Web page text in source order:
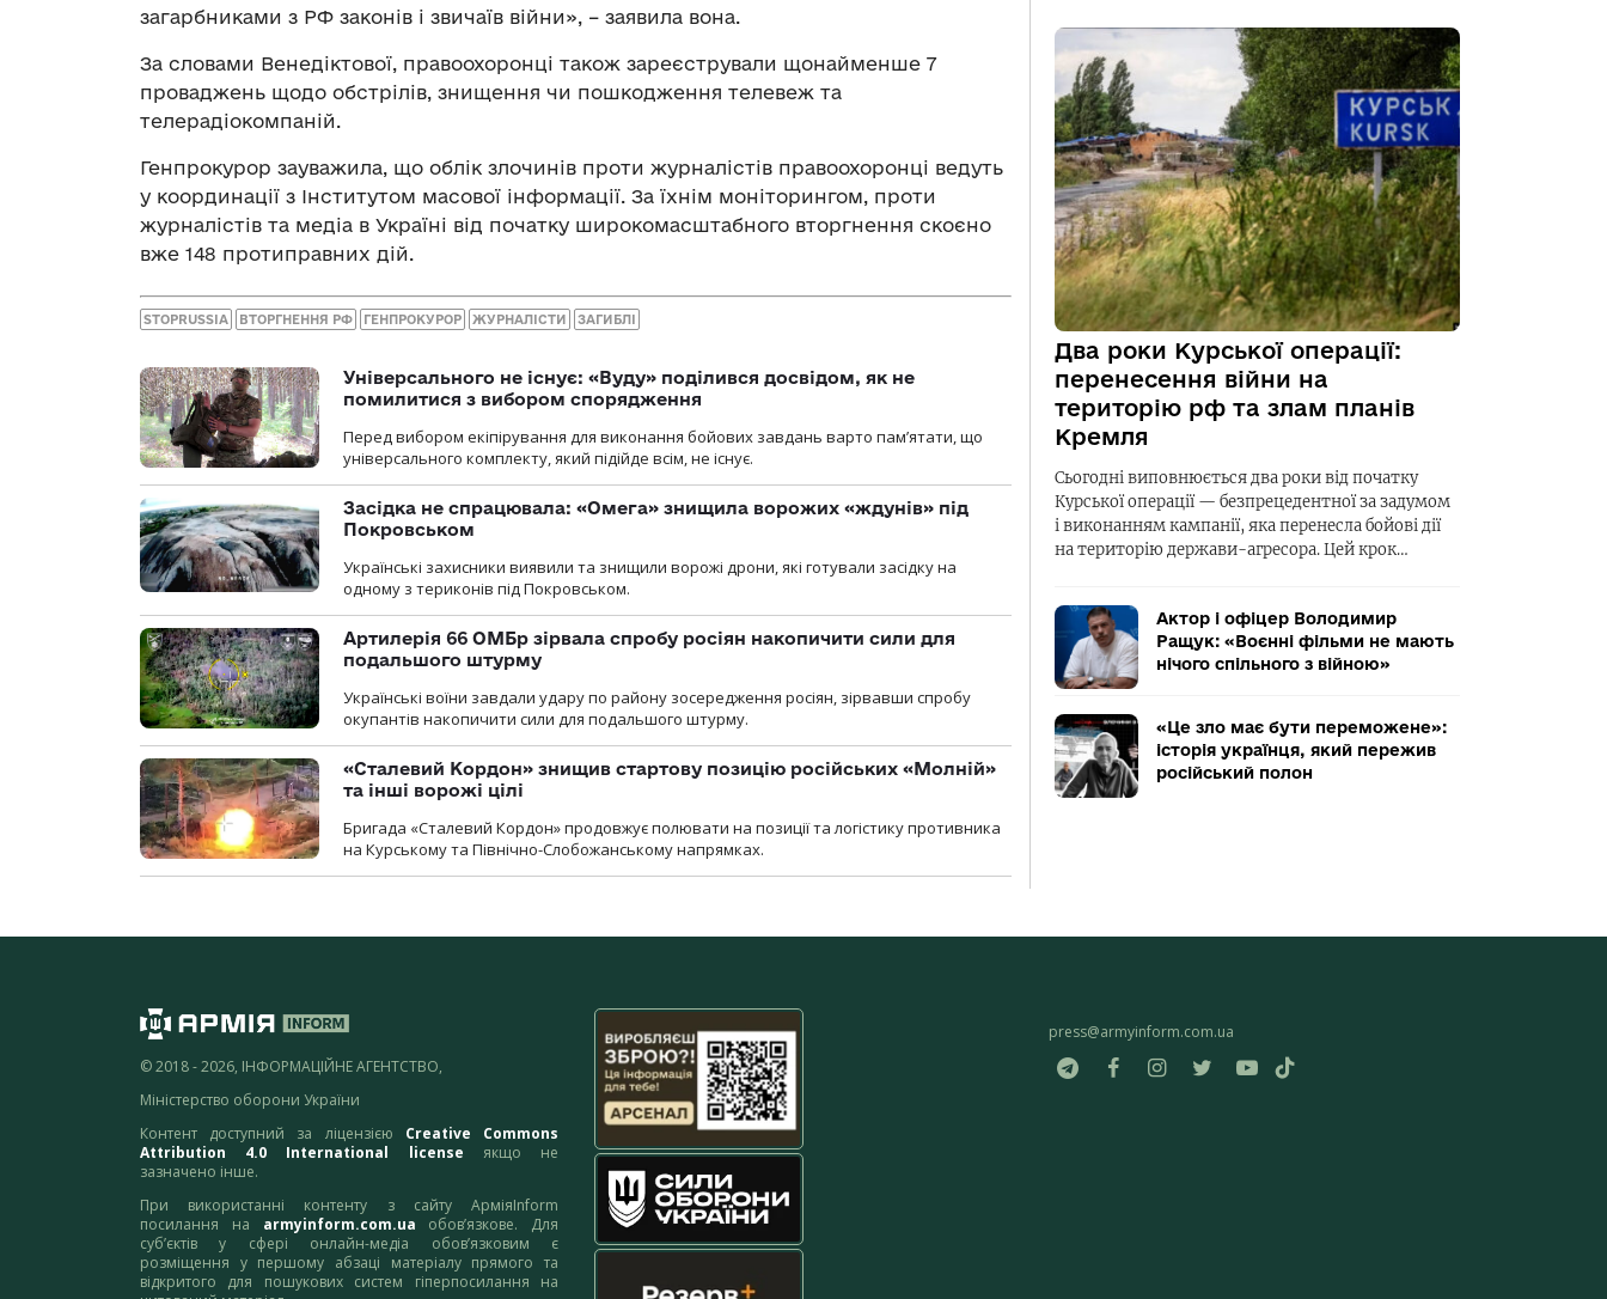
загарбниками з РФ законів і звичаїв війни», – заявила вона.
За словами Венедіктової, правоохоронці також зареєстрували щонайменше 7
проваджень щодо обстрілів, знищення чи пошкодження телевеж та
телерадіокомпаній.
Генпрокурор зауважила, що облік злочинів проти журналістів правоохоронці ведуть
у координації з Інститутом масової інформації. За їхнім моніторингом, проти
журналістів та медіа в Україні від початку широкомасштабного вторгнення скоєно
вже 148 протиправних дій.
STOPRUSSIA ВТОРГНЕННЯ РФ ГЕНПРОКУРОР ЖУРНАЛІСТИ ЗАГИБЛІ
Універсального не існує: «Вуду» поділився досвідом, як не
помилитися з вибором спорядження
Перед вибором екіпірування для виконання бойових завдань варто пам’ятати, що
універсального комплекту, який підійде всім, не існує.
Засідка не спрацювала: «Омега» знищила ворожих «ждунів» під
Покровськом
Українські захисники виявили та знищили ворожі дрони, які готували засідку на
одному з териконів під Покровськом.
Артилерія 66 ОМБр зірвала спробу росіян накопичити сили для
подальшого штурму
Українські воїни завдали удару по району зосередження росіян, зірвавши спробу
окупантів накопичити сили для подальшого штурму.
«Сталевий Кордон» знищив стартову позицію російських «Молній»
та інші ворожі цілі
Бригада «Сталевий Кордон» продовжує полювати на позиції та логістику противника
на Курському та Північно-Слобожанському напрямках.
Два роки Курської операції:
перенесення війни на
територію рф та злам планів
Кремля
Сьогодні виповнюється два роки від початку
Курської операції — безпрецедентної за задумом
і виконанням кампанії, яка перенесла бойові дії
на територію держави-агресора. Цей крок…
Актор і офіцер Володимир
Ращук: «Воєнні фільми не мають
нічого спільного з війною»
«Це зло має бути переможене»:
історія українця, який пережив
російський полон
© 2018 - 2026, ІНФОРМАЦІЙНЕ АГЕНТСТВО,
Міністерство оборони України
Контент доступний за ліцензією Creative Commons
Attribution 4.0 International license якщо не
зазначено інше.
При використанні контенту з сайту АрміяInform
посилання на armyinform.com.ua обов’язкове. Для
суб’єктів у сфері онлайн-медіа обов’язковим є
розміщення у першому абзаці матеріалу прямого та
відкритого для пошукових систем гіперпосилання на
press@armyinform.com.ua